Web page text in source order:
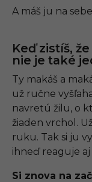
A máš ju na
Keď zistíš,
nie je také
Ty makáš a
už ručne
navretú žilu, o
žiaden vrchol.
ruku. Tak si ju
ihneď reaguje
Si znova na